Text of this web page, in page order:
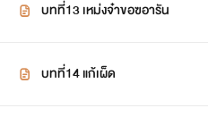
บทที่13 เหม่งจ๋าขอฃอารัน
บทที่14 แก้เผ็ด